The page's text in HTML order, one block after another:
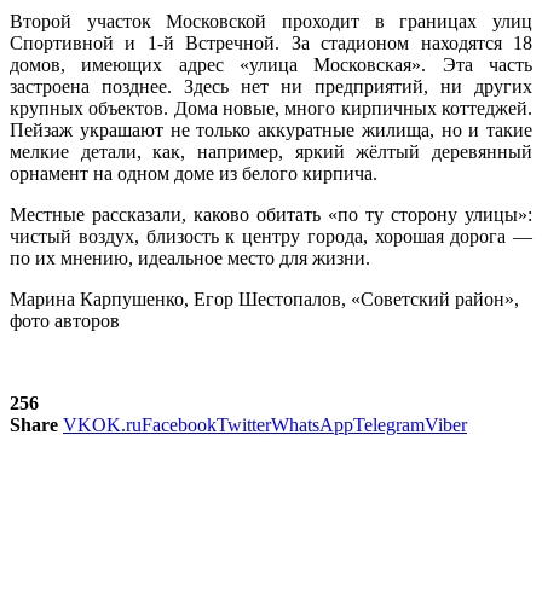
Второй участок Московской проходит в границах улиц
Спортивной и 1-й Встречной. За стадионом нахо­дятся 18
домов, имеющих адрес «улица Московская». Эта часть
застроена позднее. Здесь нет ни предприя­тий, ни других
крупных объектов. Дома новые, мно­го кирпичных коттеджей.
Пейзаж украшают не только аккуратные жилища, но и такие
мелкие детали, как, например, яркий жёл­тый деревянный
орнамент на одном доме из белого кирпича.
Местные рассказали, каково обитать «по ту сторо­ну улицы»:
чистый воздух, близость к центру горо­да, хорошая дорога —
по их мнению, идеальное ме­сто для жизни.
Марина Карпушенко, Егор Шестопалов, «Советский район»,
фото авторов
256
Share VKOK.ruFacebookTwitterWhatsAppTelegramViber